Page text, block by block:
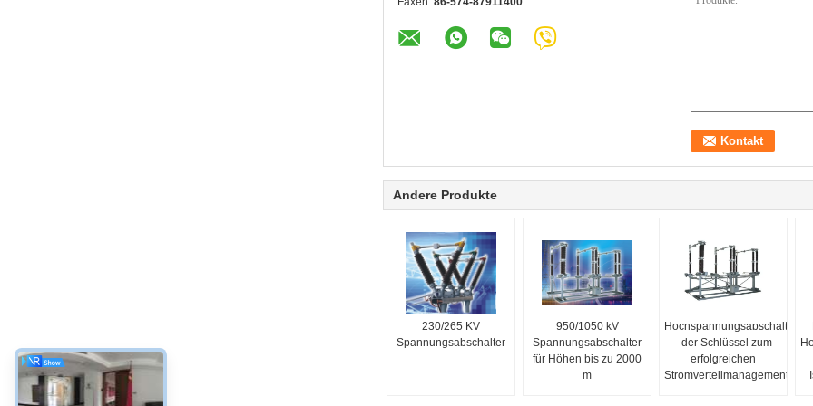
Andere Produkte
230/265 KV
Spannungsabschalter
950/1050 kV
Spannungsabschalter
für Höhen bis zu 2000
m
Hochspannungsabschalter
- der Schlüssel zum
erfolgreichen
Stromverteilmanagement